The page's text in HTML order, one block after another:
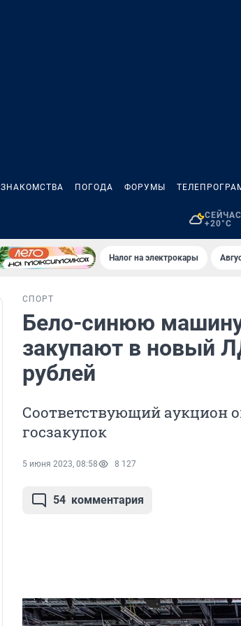
ЗНАКОМСТВА ПОГОДА ФОРУМЫ
СЕЙЧАС
+20°C
Налог на электрокары
СПОРТ
Бело-синюю
закупают в новый
рублей
Соответствующий аукцион
госзакупок
5 июня 2023, 08:58 8 127
54 комментария